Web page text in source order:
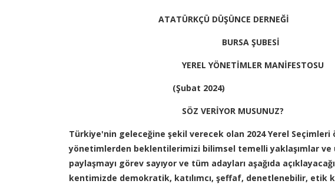
ATATÜRKÇÜ DÜŞÜNCE DERNEĞİ
BURSA ŞUBESİ
YEREL YÖNETİMLER MANİFESTOSU
(Şubat 2024)
SÖZ VERİYOR MUSUNUZ?
Türkiye'nin geleceğine şekil verecek olan 2024 Yerel
yönetimlerden beklentilerimizi bilimsel temelli yaklaşımlar ve
paylaşmayı görev sayıyor ve tüm adayları aşağıda
kentimizde demokratik, katılımcı, şeffaf, denetlenebilir, etik